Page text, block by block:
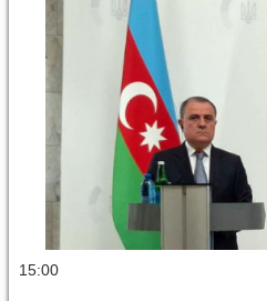
15:00